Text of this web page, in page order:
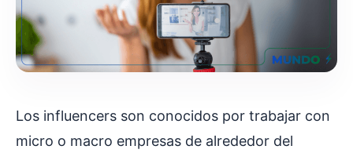
Los influencers son conocidos por trabajar con
micro o macro empresas de alrededor del